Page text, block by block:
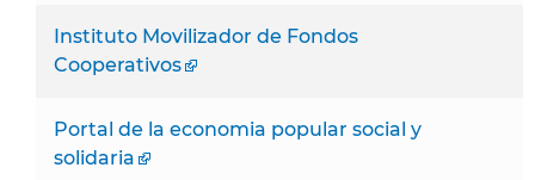
Instituto Movilizador de Fondos
Cooperativos
Portal de la economia popular social y
solidaria